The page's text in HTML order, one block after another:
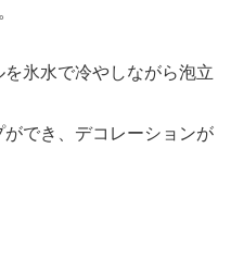
氷水で冷やしながら泡立
でき、デコレーションが